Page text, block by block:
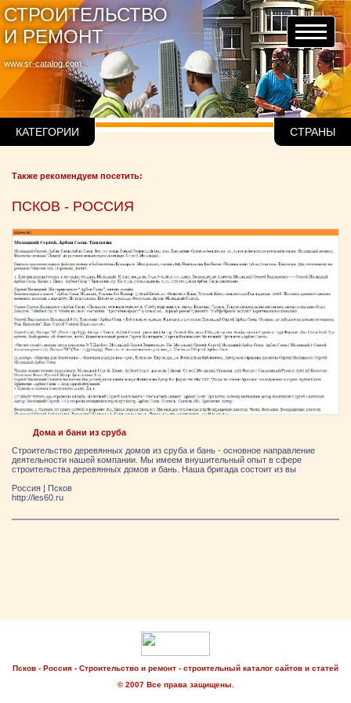
www.sr-catalog.com
СТРОИТЕЛЬСТВО
И РЕМОНТ
КАТЕГОРИИ СТРАНЫ
Также рекомендуем посетить:
ПСКОВ - РОССИЯ
Дома и бани из сруба
Строительство деревянных домов из сруба и бань - основное направление
деятельности нашей компании. Мы имеем внушительный опыт в сфере
строительства деревянных домов и бань. Наша бригада состоит из вы
Россия
Псков
http://les60.ru
Псков - Россия - Строительство и ремонт - строительный каталог сайтов и статей
© 2007 Все права защищены.